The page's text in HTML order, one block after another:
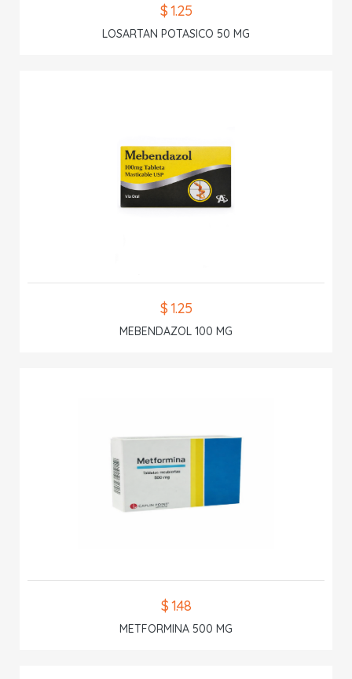
$ 1.25
LOSARTAN POTASICO 50 MG
$ 1.25
MEBENDAZOL 100 MG
$ 1.48
METFORMINA 500 MG